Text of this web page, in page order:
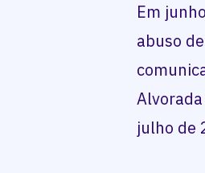
Em
abuso
julho de